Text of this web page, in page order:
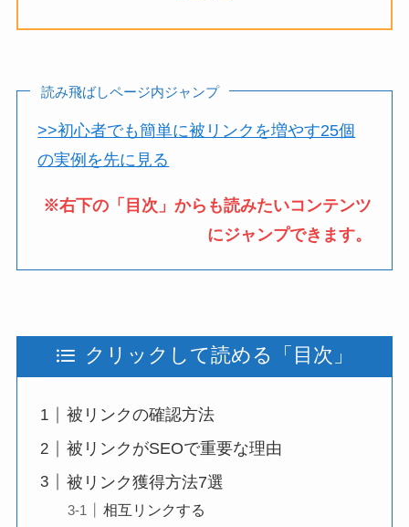
読み飛ばしページ内ジャンプ
>>初心者でも簡単に被リンクを増やす25個
の実例を先に見る
※右下の「目次」からも読みたいコンテンツ
にジャンプできます。
クリックして読める「目次」
被リンクの確認方法
被リンクがSEOで重要な理由
被リンク獲得方法7選
相互リンクする